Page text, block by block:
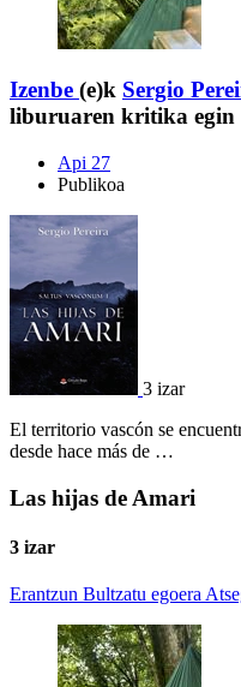
Izenbe (e)k Sergio
liburuaren kritika egin
Api 27
Publikoa
3 izar
El territorio vascón se
desde hace más de …
Las hijas de Amari
3 izar
Erantzun Bultzatu egoera